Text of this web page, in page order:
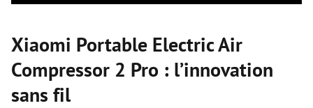
Xiaomi Portable Electric Air
Compressor 2 Pro : l’innovation
sans fil